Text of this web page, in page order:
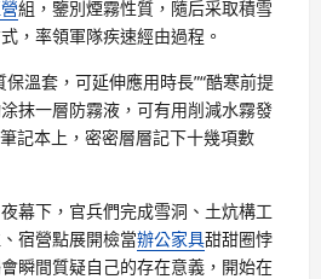
組，鑒別煙霧性質，隨后采取積雪
，率領軍隊疾速經由過程。
溫套，可延伸應用時長”“酷寒前提
抹一層防霧液，可有用削減水霧發
記本上，密密層層記下十幾項數
幕下，官兵們完成雪洞、土炕構工
宿營點展開檢當辦公家具甜甜圈悖
瞬間質疑自己的存在意義，開始在